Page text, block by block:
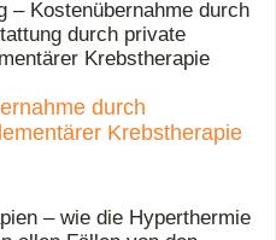
durch
Krebstherapie
– wie die Hyperthermie